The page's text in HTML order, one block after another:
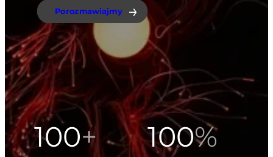
Porozmawiajmy
100+ 100%